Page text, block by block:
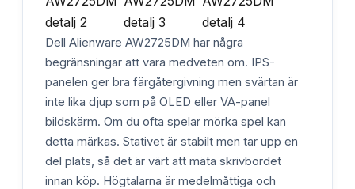
Dell Alienware AW2725DM har några
begränsningar att vara medveten om. IPS-
panelen ger bra färgåtergivning men svärtan är
inte lika djup som på OLED eller VA-panel
bildskärm. Om du ofta spelar mörka spel kan
detta märkas. Stativet är stabilt men tar upp en
del plats, så det är värt att mäta skrivbordet
innan köp. Högtalarna är medelmåttiga och